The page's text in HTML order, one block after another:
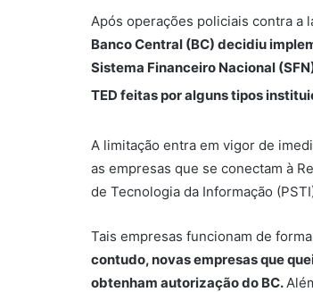
Após operações policiais contra a
Banco Central (BC) decidiu
Sistema Financeiro Nacional
TED feitas por alguns tipos
A limitação entra em vigor de
as empresas que se conectam à
de Tecnologia da Informação
Tais empresas funcionam de
contudo, novas empresas que
obtenham autorização do BC.